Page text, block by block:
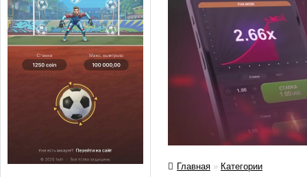
Главная » Категории